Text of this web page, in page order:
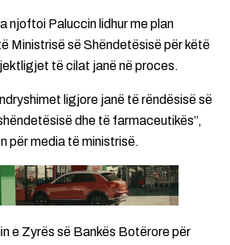
njoftoi Paluccin lidhur me plan
Ministrisë së Shëndetësisë për këtë
të cilat janë në proces.
ligjore janë të rëndësisë së
dhe të farmaceutikës”,
për media të ministrisë.
e Zyrës së Bankës Botërore për